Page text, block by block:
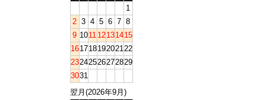
1
2 3 4 5 6 7 8
9 1011 12131415
16171819202122
23242526272829
3031
翌月(2026年9月)